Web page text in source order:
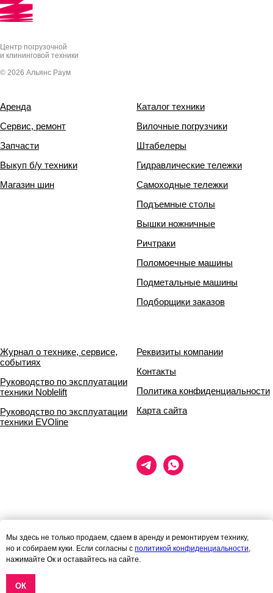
Центр погрузочной
и клининговой техники
© 2026 Альянс Раум
Аренда
Сервис, ремонт
Запчасти
Выкуп б/у техники
Магазин шин
Каталог техники
Вилочные погрузчики
Штабелеры
Гидравлические тележки
Самоходные тележки
Подъемные столы
Вышки ножничные
Ричтраки
Поломоечные машины
Подметальные машины
Подборщики заказов
Журнал о технике, сервисе,
событиях
Руководство по эксплуатации
техники Noblelift
Руководство по эксплуатации
техники EVOline
Реквизиты компании
Контакты
Политика конфиденциальности
Карта сайта
при каких условиях
информационные материалы и цены, размещённые на сайте, не
определяемой положениями статей 435 и 437 гражданского кодекса
Мы здесь не только продаем, сдаем в аренду и ремонтируем технику,
но и собираем куки. Если согласны с политикой конфиденциальности,
нажимайте Ок и оставайтесь на сайте.
ОК